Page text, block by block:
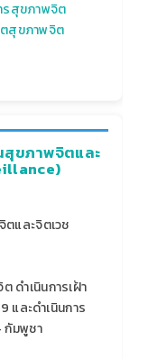
รสุขภาพจิต
สุขภาพจิต
สุขภาพจิตและ
และจิตเวช
ดำเนินการเฝ้า
และดำเนินการ
กัมพูชา